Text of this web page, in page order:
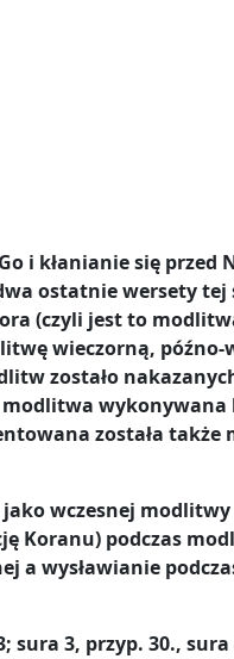
i kłanianie się przed
ostatnie wersety
(czyli jest to
wieczorną, późno-
zostało
wykonywana
została
wczesnej
Koranu) podczas
a wysławianie
3, przyp. 30., sura